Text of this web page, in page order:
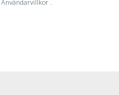
Användarvillkor .